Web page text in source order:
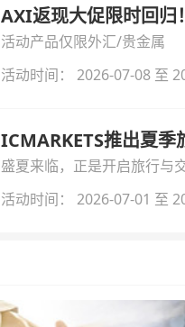
AXI返现大促限时回归
活动产品仅限外汇/贵金属
活动时间： 2026-07-08 至
ICMARKETS推出夏季
盛夏来临，正是开启旅行与
金即可参与！
活动时间： 2026-07-01 至